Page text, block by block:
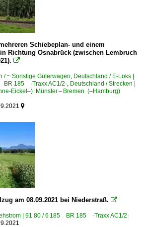
Schiebeplan- und einem
Richtung Osnabrück (zwischen Lembruch

/ ~ Sonstige Güterwagen, Deutschland / E-Loks |
BR 185 ·Traxx AC1/2·, Deutschland / Strecken |
Eickel–) Münster – Bremen (–Hamburg)

am 08.09.2021 bei Niederstraß. 
| 91 80 / 6 185 BR 185 ·Traxx AC1/2·